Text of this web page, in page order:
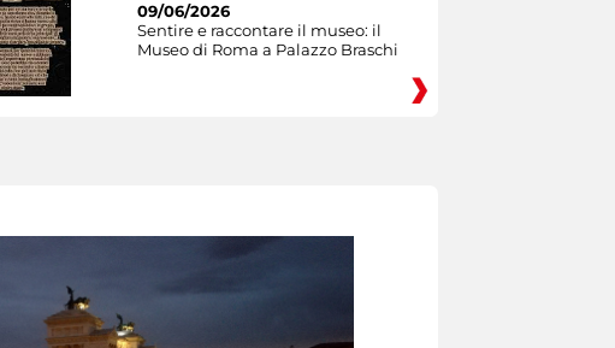
09/06/2026
Sentire e raccontare il museo: il
Museo di Roma a Palazzo Braschi